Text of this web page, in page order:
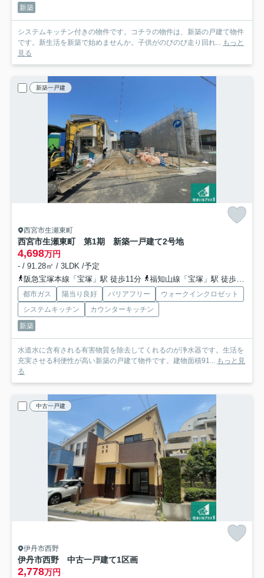
新築
システムキッチン付きの物件です。コチラの物件は、新築の戸建て物件
です。新生活を新築で始めませんか。子供がのびのび走り回れ...
もっと
見る
新築一戸建
西宮市生瀬東町
西宮市生瀬東町 第1期 新築一戸建て2号地
4,698万円
- / 91.28㎡ / 3LDK /予定
阪急宝塚本線「宝塚」駅 徒歩11分
福知山線「宝塚」駅 徒歩10分
都市ガス 陽当り良好 バリアフリー
ウォークインクロゼット
システムキッチン
カウンターキッチン
新築
水道水に含有される有害物質を除去してくれるのが浄水器です。生活を
充実させる利便性が高い新築の戸建て物件です。建物面積91...
もっと見
る
中古一戸建
伊丹市西野
伊丹市西野 中古一戸建て1区画
2,778万円